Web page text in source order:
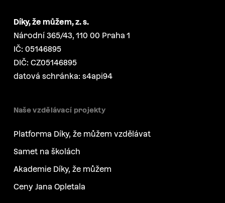
Díky, že můžem, z. s.
Národní 365/43, 110 00 Praha 1
IČ: 05146895
DIČ: CZ05146895
datová schránka: s4api94
Naše vzdělávací projekty
Platforma Díky, že můžem vzdělávat
Samet na školách
Akademie Díky, že můžem
Ceny Jana Opletala